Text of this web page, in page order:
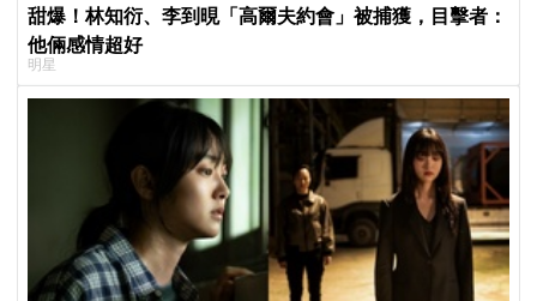
甜爆！林知衍、李到晛「高爾夫約會」被捕獲，目擊者：
他倆感情超好
明星